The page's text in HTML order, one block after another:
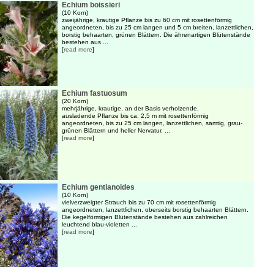
Echium boissieri
(10 Korn)
zweijährige, krautige Pflanze bis zu 60 cm mit rosettenförmig
angeordneten, bis zu 25 cm langen und 5 cm breiten, lanzettlichen,
borstig behaarten, grünen Blättern. Die ährenartigen Blütenstände
bestehen aus ...
[read more]
Echium fastuosum
(20 Korn)
mehrjährige, krautige, an der Basis verholzende,
ausladende Pflanze bis ca. 2,5 m mit rosettenförmig
angeordneten, bis zu 25 cm langen, lanzettlichen, samtig, grau-
grünen Blättern und heller Nervatur. ...
[read more]
Echium gentianoides
(10 Korn)
vielverzweigter Strauch bis zu 70 cm mit rosettenförmig
angeordneten, lanzettlichen, oberseits borstig behaarten Blättern.
Die kegelförmigen Blütenstände bestehen aus zahlreichen
leuchtend blau-violetten ...
[read more]